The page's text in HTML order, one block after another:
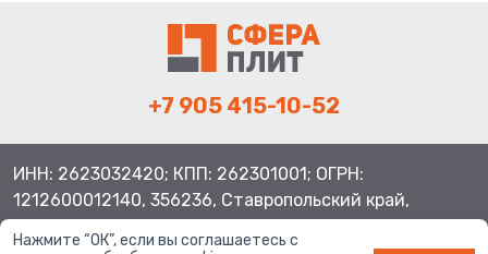
+7 905 415-10-52
ИНН: 2623032420; КПП: 262301001; ОГРН:
1212600012140, 356236, Ставропольский край,
Нажмите “ОК”, если вы соглашаетесь с